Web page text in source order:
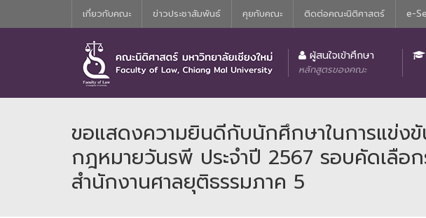
เกี่ยวกับคณะ ข่าวประชาสัมพันธ์ คุยกับคณะ ติดต่อคณะนิติศาสตร์ e-
ผู้สนใจเข้าศึกษา
หลักสูตรของคณะ
ขอแสดงความยินดีกับนักศึกษาในการแข่ง
กฎหมายวันรพี ประจำปี 2567 รอบคัดเลือ
สำนักงานศาลยุติธรรมภาค 5